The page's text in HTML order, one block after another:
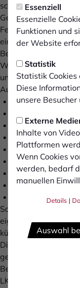
Essenziell
Essenzielle
Funktionen und
der Website
Statistik
Statistik
Diese
unsere
Externe
Inhalte von
Plattformen
Wenn Cookies
werden, bedarf
manuellen
Details |
Auswahl
schaffen wir ein
Gemeinsame
Feierabend, Ausflüge
ein Besuch beim
Beispiele dafür.
Wir machen das mit
und was kann man
Auf unseren
- Das Obst und
-
Sand und Kies in
Das Futter in
Stahl in der
In der
Gepäck an
So könnten wir noch
eigentlich nahezu
kümmern wir uns.
Die Waagen werden
geeicht und da sind
Bereich der
LKWs. Hierbei haben